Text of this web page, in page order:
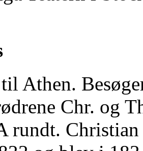
Athen.
Chr. og
rundt.